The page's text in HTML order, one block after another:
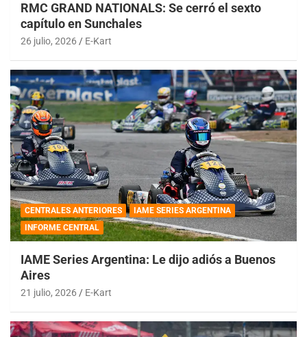
RMC GRAND NATIONALS: Se cerró el sexto
capítulo en Sunchales
26 julio, 2026 E-Kart
CENTRALES ANTERIORES
IAME SERIES ARGENTINA
INFORME CENTRAL
IAME Series Argentina: Le dijo adiós a Buenos
Aires
21 julio, 2026 E-Kart